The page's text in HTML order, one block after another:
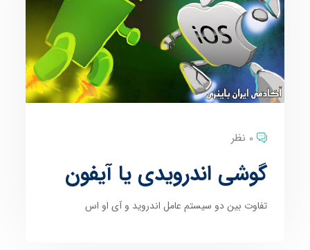
0 نظر
گوشی اندرویدی یا آیفون
تفاوت بین دو سیستم عامل اندروید و آی او اس